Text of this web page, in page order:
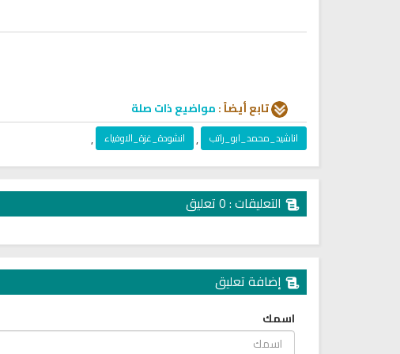
تابع أيضاً :مواضيع ذات صلة
اناشيد_محمد_ابو_راتب , انشودة_غزة_الاوفياء ,
التعليقات : 0 تعليق
إضافة تعليق
اسمك
القرآن الكريم كاملاً الشيخ مشاري
كاملاً مشاري العفاسي
بجودة عالية
التايلاندية
الترجمات الصوتية لمعاني
القرآن Mp3